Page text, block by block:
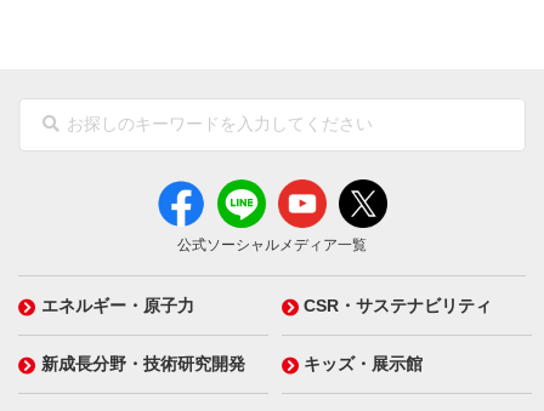
公式ソーシャルメディア一覧
エネルギー・原子力 CSR・サステナビリティ
新成長分野・技術研究開発 キッズ・展示館